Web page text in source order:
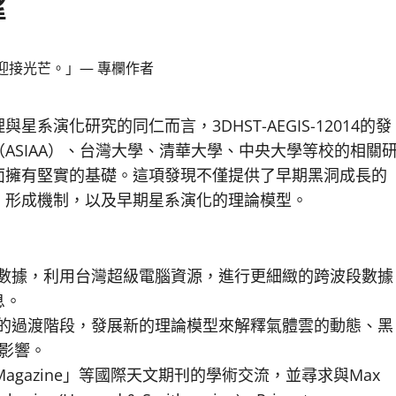
接光芒。」— 專欄作者
星系演化研究的同仁而言，3DHST-AEGIS-12014的發
）、台灣大學、清華大學、中央大學等校的相關
有堅實的基礎。這項發現不僅提供了早期黑洞成長的
成機制，以及早期星系演化的理論模型。
據，利用台灣超級電腦資源，進行更細緻的跨波段數據
過渡階段，發展新的理論模型來解釋氣體雲的動態、黑
響。
」等國際天文期刊的學術交流，並尋求與Max